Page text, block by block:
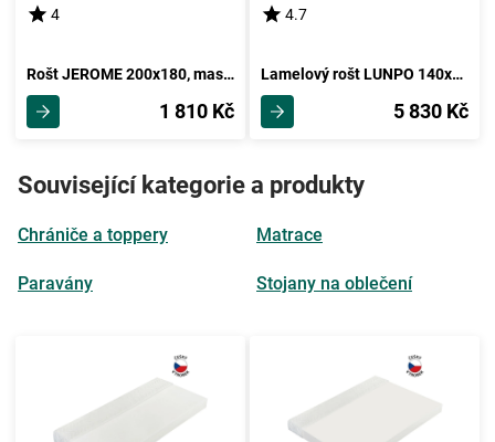
4
Rošt JEROME 200x180, masiv smrk
1 810 Kč
4.7
Lamelový rošt LUNPO 140x200 , 5 let záruka
5 830 Kč
Související kategorie a produkty
Chrániče a toppery
Paravány
Matrace
Stojany na oblečení